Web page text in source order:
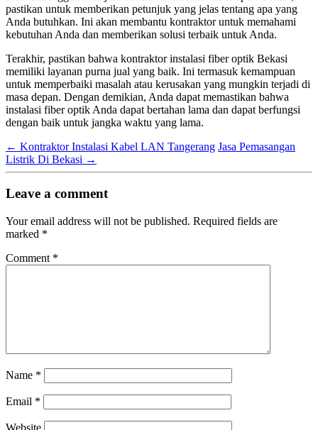
pastikan untuk memberikan petunjuk yang jelas tentang apa yang
Anda butuhkan. Ini akan membantu kontraktor untuk memahami
kebutuhan Anda dan memberikan solusi terbaik untuk Anda.
Terakhir, pastikan bahwa kontraktor instalasi fiber optik Bekasi
memiliki layanan purna jual yang baik. Ini termasuk kemampuan
untuk memperbaiki masalah atau kerusakan yang mungkin terjadi di
masa depan. Dengan demikian, Anda dapat memastikan bahwa
instalasi fiber optik Anda dapat bertahan lama dan dapat berfungsi
dengan baik untuk jangka waktu yang lama.
← Kontraktor Instalasi Kabel LAN Tangerang Jasa Pemasangan
Listrik Di Bekasi →
Leave a comment
Your email address will not be published. Required fields are
marked *
Comment *
Name *
Email *
Website